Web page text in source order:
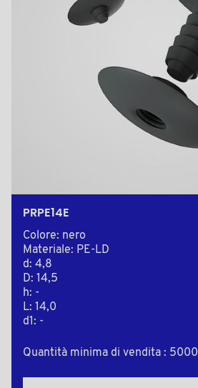
PRPE14E
Colore: nero
Materiale: PE-LD
d: 4,8
D: 14,5
h: -
L: 14,0
d1: -
Quantità minima di vendita : 5000